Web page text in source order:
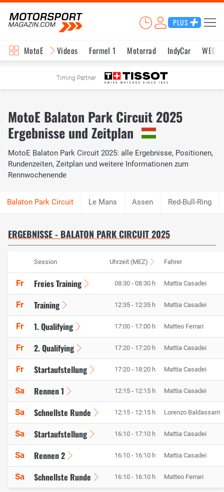
PLUS
MotoE Videos Formel 1 Motorrad IndyCar WEC
Timing Partner
MotoE Balaton Park Circuit 2025
Ergebnisse und Zeitplan
MotoE Balaton Park Circuit 2025: alle Ergebnisse, Positionen,
Rundenzeiten, Zeitplan und weitere Informationen zum
Rennwochenende
Le Mans Assen Red-Bull-Ring
ERGEBNISSE - BALATON PARK CIRCUIT 2025
Session Uhrzeit (MEZ) Fahrer
Fr Freies Training 08:30 - 08:30 h Mattia Casadei
Fr Training 12:35 - 12:35 h Mattia Casadei
Fr 1. Qualifying 17:00 - 17:00 h Matteo Ferrari
Fr 2. Qualifying 17:20 - 17:20 h Mattia Casadei
Fr Startaufstellung 17:20 - 18:20 h Mattia Casadei
Sa Rennen 1 12:15 - 12:15 h Mattia Casadei
Sa Schnellste Runde 12:15 - 12:15 h Lorenzo Baldassarri
Sa Startaufstellung 16:10 - 17:10 h Mattia Casadei
Sa Rennen 2 16:10 - 16:10 h Mattia Casadei
Sa Schnellste Runde 16:10 - 16:10 h Matteo Ferrari